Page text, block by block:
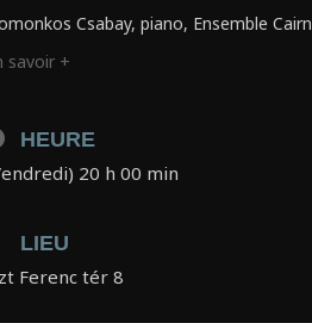
Csabay, piano, Ensemble Cairn
savoir +
HEURE
20 h 00 min
LIEU
Ferenc tér 8